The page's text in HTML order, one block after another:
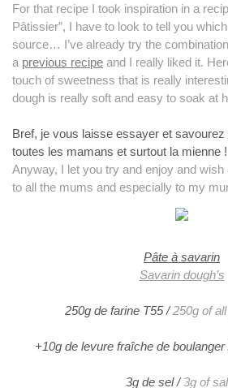
For that recipe I took inspiration in a
Pâtissier”, I have to look to tell you
source… I’ve already try the
a previous recipe and I really liked it.
touch of sweetness that is really
dough is really soft and easy to soak at
Bref, je vous laisse essayer et
toutes les mamans et surtout la mienne !
Anyway, I let you try and enjoy and wish
to all the mums and especially to my
Pâte à savarin
Savarin dough’s
250g de farine T55 /250g of
+10g de levure fraîche de boulanger
3g de sel/3g of